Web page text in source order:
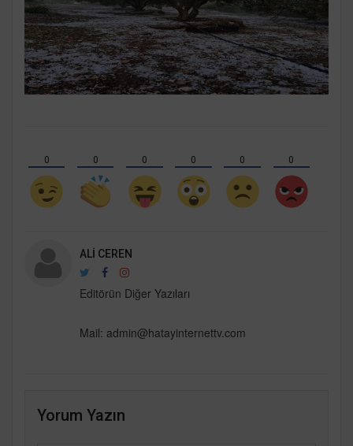
0 0 0 0 0 0
ALI CEREN
Editörün Diğer Yazıları
Mail: admin@hatayinternettv.com
Yorum Yazın